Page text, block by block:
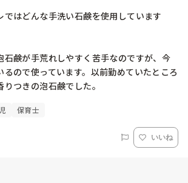
ではどんな手洗い石鹸を使用しています
石鹸が手荒れしやすく苦手なのですが、今
るので使っています。以前勤めていたところ
つきの泡石鹸でした。
保育士
いいね